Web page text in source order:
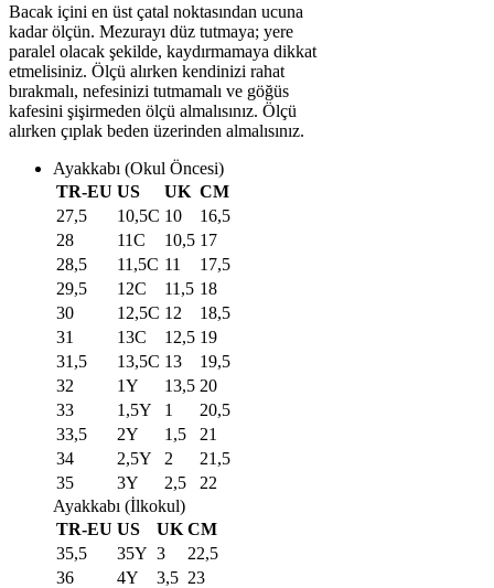
Bacak içini en üst çatal noktasından ucuna
kadar ölçün. Mezurayı düz tutmaya; yere
paralel olacak şekilde, kaydırmamaya dikkat
etmelisiniz. Ölçü alırken kendinizi rahat
bırakmalı, nefesinizi tutmamalı ve göğüs
kafesini şişirmeden ölçü almalısınız. Ölçü
alırken çıplak beden üzerinden almalısınız.
Ayakkabı (Okul Öncesi)
TR-EU US UK CM
27,5
10,5C 10
16,5
28
11C 10,5 17
28,5
11,5C 11
17,5
29,5
12C 11,5 18
30
12,5C 12
18,5
31
13C 12,5 19
31,5
13,5C 13
19,5
32
1Y 13,5 20
33
1,5Y 1
20,5
33,5
2Y 1,5
21
34
2,5Y 2
21,5
35
3Y 2,5
22
Ayakkabı (İlkokul)
TR-EU US UK CM
35,5
35Y 3
22,5
36
4Y 3,5 23